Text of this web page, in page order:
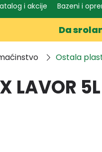
i akcije Bazeni i
Da
Ostala
LAVOR 5L